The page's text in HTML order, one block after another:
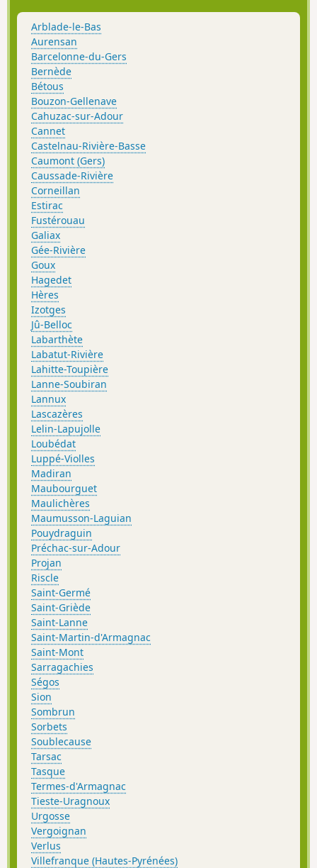
Arblade-le-Bas
Aurensan
Barcelonne-du-Gers
Bernède
Bétous
Bouzon-Gellenave
Cahuzac-sur-Adour
Cannet
Castelnau-Rivière-Basse
Caumont (Gers)
Caussade-Rivière
Corneillan
Estirac
Fustérouau
Galiax
Gée-Rivière
Goux
Hagedet
Hères
Izotges
Jû-Belloc
Labarthète
Labatut-Rivière
Lahitte-Toupière
Lanne-Soubiran
Lannux
Lascazères
Lelin-Lapujolle
Loubédat
Luppé-Violles
Madiran
Maubourguet
Maulichères
Maumusson-Laguian
Pouydraguin
Préchac-sur-Adour
Projan
Riscle
Saint-Germé
Saint-Griède
Saint-Lanne
Saint-Martin-d'Armagnac
Saint-Mont
Sarragachies
Ségos
Sion
Sombrun
Sorbets
Soublecause
Tarsac
Tasque
Termes-d'Armagnac
Tieste-Uragnoux
Urgosse
Vergoignan
Verlus
Villefranque (Hautes-Pyrénées)